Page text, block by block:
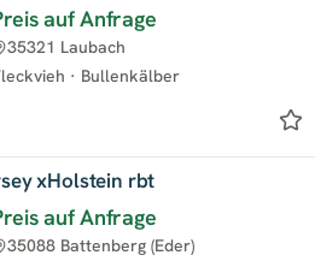
auf Anfrage
· Bullenkälber
35321 Laubach
xHolstein rbt
auf Anfrage
35088 Battenberg (Eder)